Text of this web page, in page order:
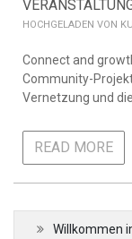
Connect and
Community-
Vernetzung und
READ MORE
Willkommen